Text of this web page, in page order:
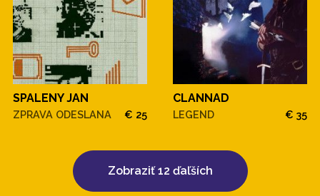
SPALENY JAN
ZPRAVA ODESLANA € 25
CLANNAD
LEGEND € 35
Zobraziť 12 ďaľších